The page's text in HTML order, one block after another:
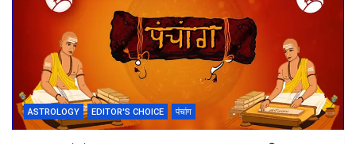
ASTROLOGY EDITOR'S CHOICE पंचांग